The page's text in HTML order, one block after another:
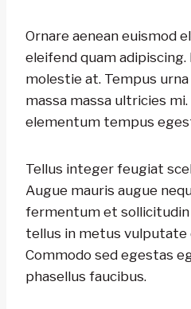
Ornare aenean euismod
eleifend quam
molestie at. Tempus
massa massa ultricies
elementum tempus
Tellus integer feugiat
Augue mauris augue
fermentum et sollicitudin
tellus in metus vulputate
Commodo sed egestas
phasellus faucibus.